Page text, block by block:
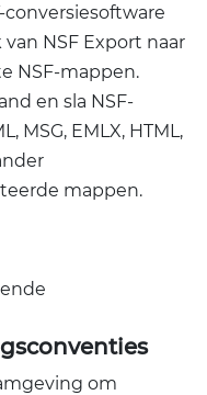
conversiesoftware
NSF Export naar
NSF-mappen.
en sla NSF-
MSG, EMLX, HTML,
mappen.
om